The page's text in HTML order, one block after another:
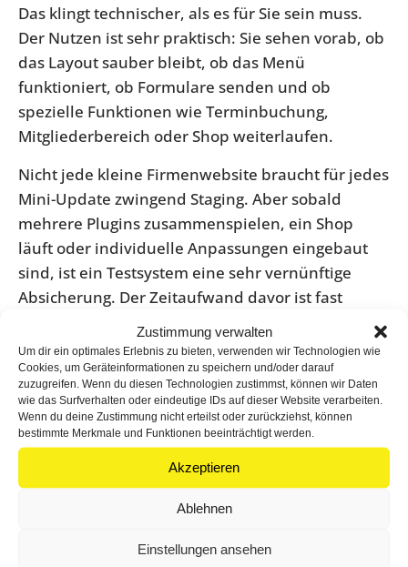
Zustimmung verwalten
Um dir ein optimales Erlebnis zu bieten, verwenden wir Technologien wie
Cookies, um Geräteinformationen zu speichern und/oder darauf
zuzugreifen. Wenn du diesen Technologien zustimmst, können wir Daten
wie das Surfverhalten oder eindeutige IDs auf dieser Website verarbeiten.
Wenn du deine Zustimmung nicht erteilst oder zurückziehst, können
bestimmte Merkmale und Funktionen beeinträchtigt werden.
Akzeptieren
Ablehnen
Einstellungen ansehen
Das klingt technischer, als es für Sie sein muss.
Der Nutzen ist sehr praktisch: Sie sehen vorab, ob
das Layout sauber bleibt, ob das Menü
funktioniert, ob Formulare senden und ob
spezielle Funktionen wie Terminbuchung,
Mitgliederbereich oder Shop weiterlaufen.
Nicht jede kleine Firmenwebsite braucht für jedes
Mini-Update zwingend Staging. Aber sobald
mehrere Plugins zusammenspielen, ein Shop
läuft oder individuelle Anpassungen eingebaut
sind, ist ein Testsystem eine sehr vernünftige
Absicherung. Der Zeitaufwand davor ist fast
Fehler.
5. Nach dem Update gezielt prüfen
Viele klicken auf „Aktualisieren“ und gehen direkt
wieder zum Tagesgeschäft über. Genau dort
entstehen stille Fehler. Die Website ist nicht
komplett offline, aber wichtige Funktionen sind